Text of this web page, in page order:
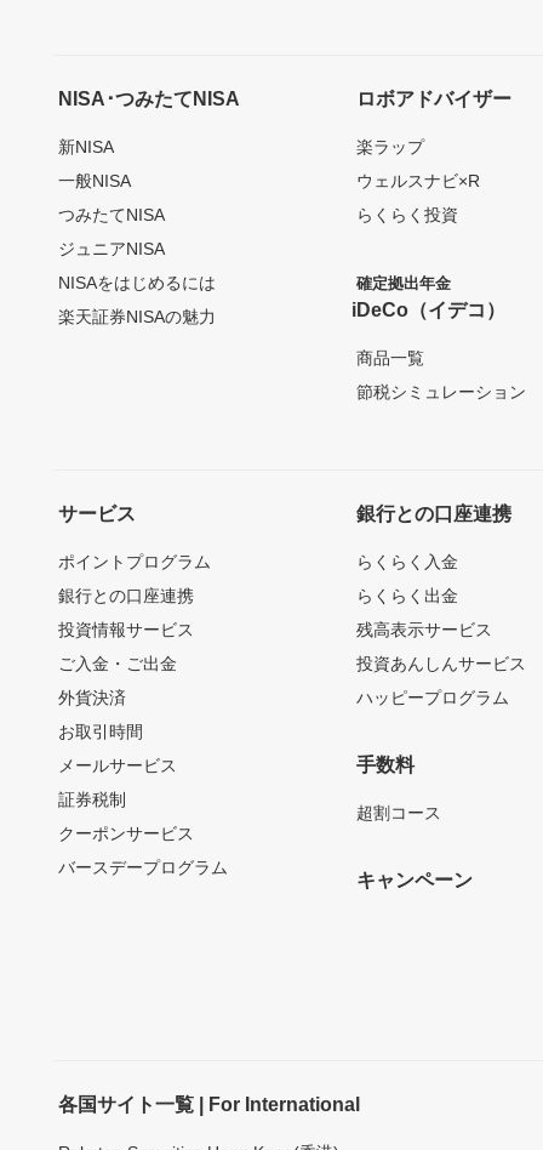
NISA･つみたてNISA
新NISA
一般NISA
つみたてNISA
ジュニアNISA
NISAをはじめるには
楽天証券NISAの魅力
ロボアドバイザー
楽ラップ
ウェルスナビ×R
らくらく投資
確定拠出年金
iDeCo（イデコ）
商品一覧
節税シミュレーション
サービス
ポイントプログラム
銀行との口座連携
投資情報サービス
ご入金・ご出金
外貨決済
お取引時間
メールサービス
証券税制
クーポンサービス
バースデープログラム
銀行との口座連携
らくらく入金
らくらく出金
残高表示サービス
投資あんしんサービス
ハッピープログラム
手数料
超割コース
キャンペーン
各国サイト一覧 | For International